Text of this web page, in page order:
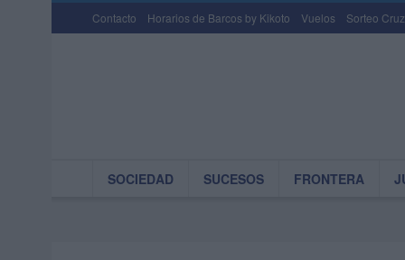
Contacto Horarios de Barcos by Kikoto Vuelos Sorteo
SOCIEDAD SUCESOS FRONTERA